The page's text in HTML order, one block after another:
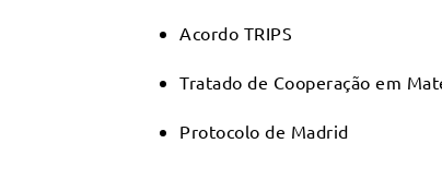
Acordo TRIPS
Tratado de Cooperação em
Protocolo de Madrid